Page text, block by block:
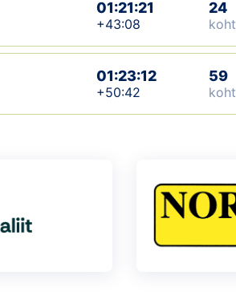
01:21:21
+43:08
24
koht
01:23:12
+50:42
59
koht